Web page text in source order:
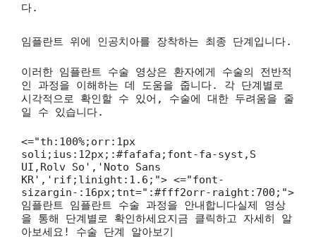
다.
임플란트 위에 인공치아를 장착하는 최종 단계입니다.
이러한 임플란트 수술 영상은 환자에게 수술의 전반적
인 과정을 이해하는 데 도움을 줍니다. 각 단계별로
시각적으로 확인할 수 있어, 수술에 대한 두려움을 줄
일 수 있습니다.
<="th:100%;orr:1px
soli;ius:12px;:#fafafa;font-fa-syst,S
UI,Rolv So','Noto Sans
KR','rif;linight:1.6;"> <="font-
sizargin-:16px;tnt=":#fff2orr-raight:700;">
임플란트 임플란트 수술 과정을 안내합니다실제 영상
을 통해 단계별로 확인하세요지금 클릭하고 자세히 알
아보세요! 수술 단계 알아보기